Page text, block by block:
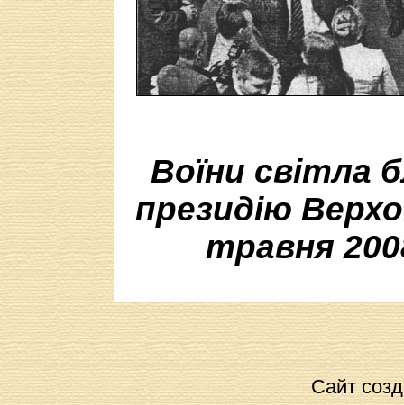
Воїни світла
президію
травня
Сайт